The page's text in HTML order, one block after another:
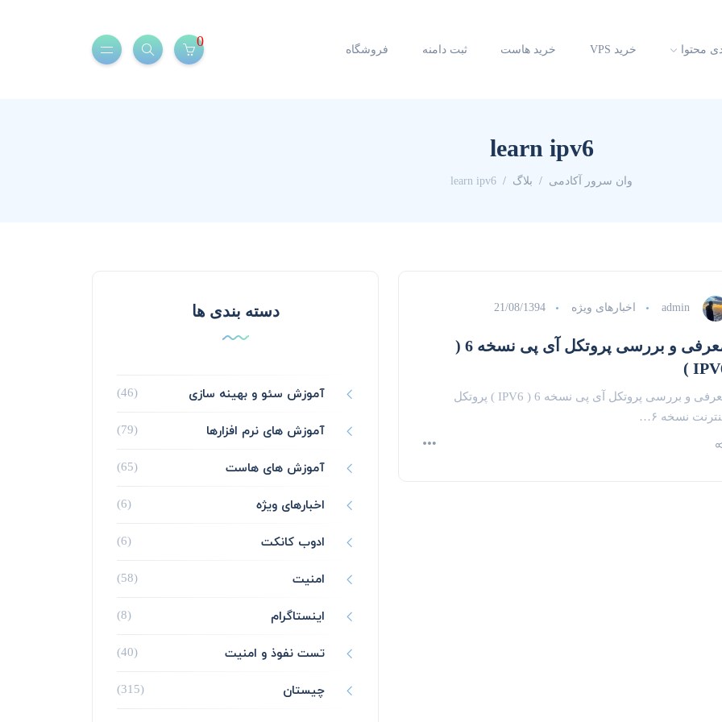
محتوا خرید VPS خرید هاست ثبت دامنه فروشگاه
0
learn ipv6
وان سرور آکادمی بلاگ learn ipv6
admin اخبارهای ویژه 21/08/1394
معرفی و بررسی پروتکل آی پی نسخه 6 (
معرفی و بررسی پروتکل آی پی نسخه 6 ( IPV6 ) پروتکل
نسخه ۶…
دسته بندی ها
آموزش سئو و بهینه سازی (46)
آموزش های نرم افزارها (79)
آموزش های هاست (65)
اخبارهای ویژه (6)
ادوب کانکت (6)
امنیت (58)
اینستاگرام (8)
تست نفوذ و امنیت (40)
چیستان (315)